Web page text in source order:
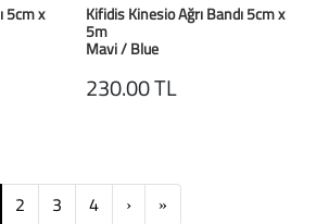
5cm x Kifidis Kinesio Ağrı Bandı 5cm x
5m
Mavi / Blue
230.00 TL
2 3 4 ›Next»